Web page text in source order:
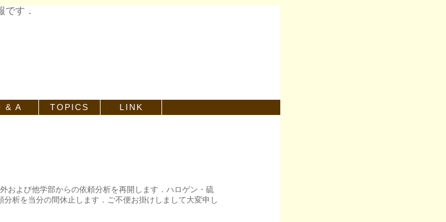
す．
および他学部からの依頼分析を再開します．ハロゲン・硫
析を当分の間休止します．ご不便お掛けしまして大変申し
& A TOPICS LINK